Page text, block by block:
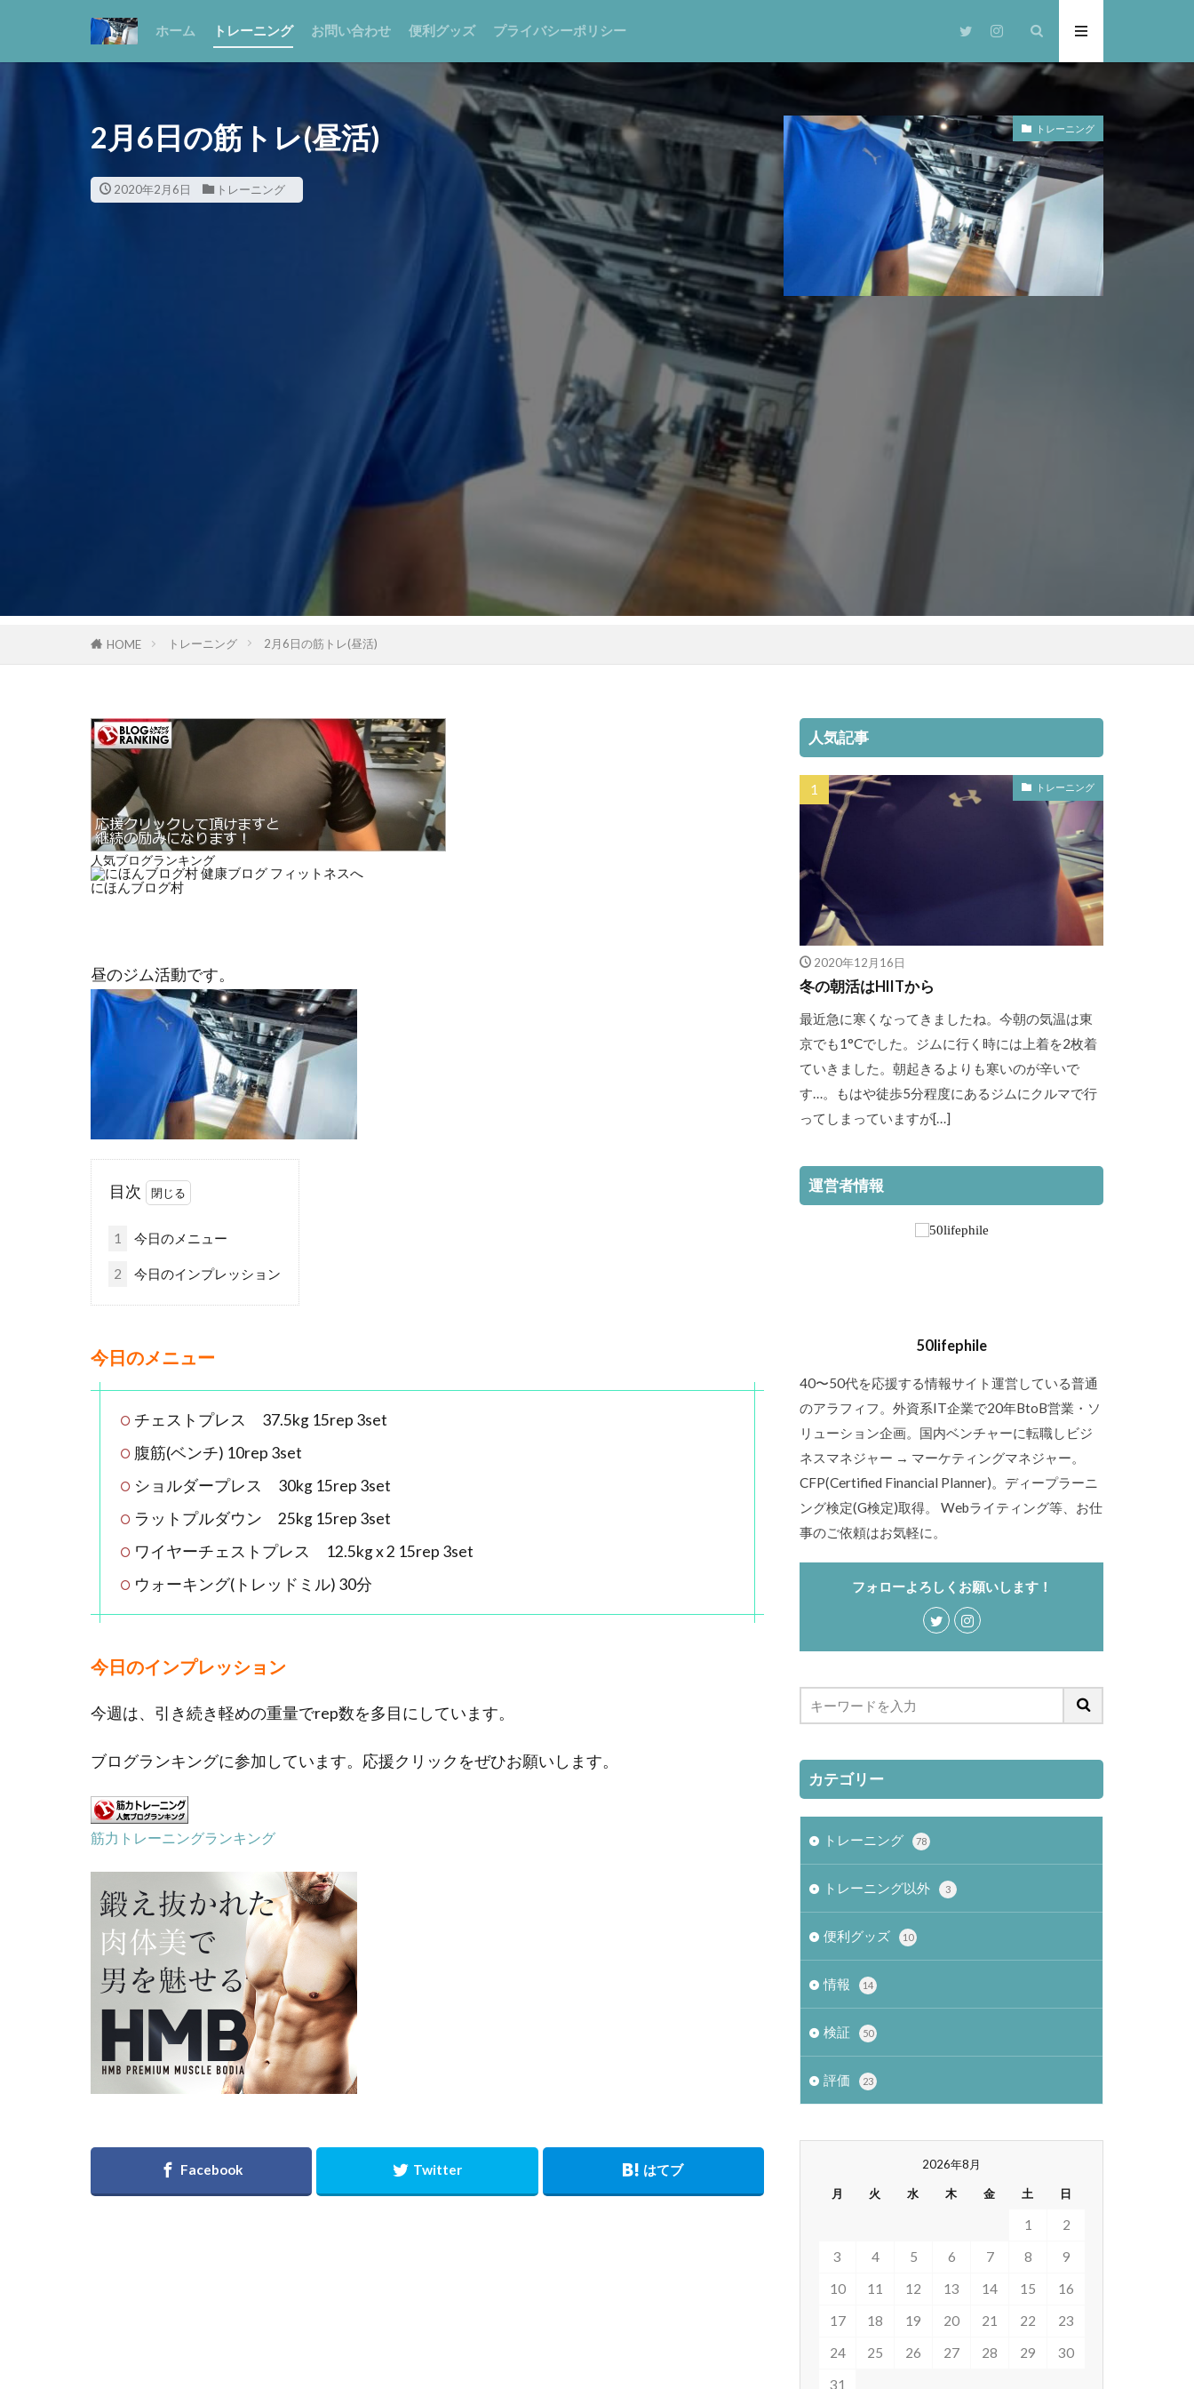
ホーム トレーニング お問い合わせ 便利グッズ プライバシーポリシー
2月6日の筋トレ(昼活)
2020年2月6日 トレーニング
トレーニング
HOME トレーニング 2月6日の筋トレ(昼活)
人気ブログランキング
にほんブログ村
昼のジム活動です。
目次
1 今日のメニュー
2 今日のインプレッション
今日のメニュー
チェストプレス 37.5kg 15rep 3set
腹筋(ベンチ) 10rep 3set
ショルダープレス 30kg 15rep 3set
ラットプルダウン 25kg 15rep 3set
ワイヤーチェストプレス 12.5kg x 2 15rep 3set
ウォーキング(トレッドミル) 30分
今日のインプレッション
今週は、引き続き軽めの重量でrep数を多目にしています。
ブログランキングに参加しています。応援クリックをぜひお願いします。
筋力トレーニングランキング
人気記事
トレーニング
2020年12月16日
冬の朝活はHIITから
最近急に寒くなってきましたね。今朝の気温は東
京でも1°Cでした。ジムに行く時には上着を2枚着
ていきました。朝起きるよりも寒いのが辛いで
す…。もはや徒歩5分程度にあるジムにクルマで行
ってしまっていますが[…]
運営者情報
50lifephile
40〜50代を応援する情報サイト運営している普通
のアラフィフ。外資系IT企業で20年BtoB営業・ソ
リューション企画。国内ベンチャーに転職しビジ
ネスマネジャー → マーケティングマネジャー。
CFP(Certified Financial Planner)。ディープラーニ
ング検定(G検定)取得。 Webライティング等、お仕
事のご依頼はお気軽に。
フォローよろしくお願いします！
カテゴリー
トレーニング 78
トレーニング以外 3
便利グッズ 10
情報 14
検証 50
評価 23
2026年8月
月 火 水 木 金 土 日
1
2
3
4 5 6 7 8
9
10
11 12 13 14 15
16
17
18 19 20 21 22
23
24
25 26 27 28 29
30
31